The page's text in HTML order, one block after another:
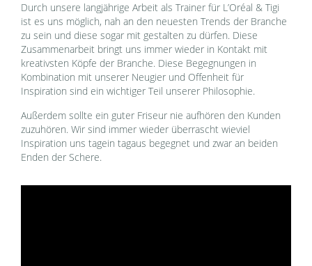
Durch unsere langjährige Arbeit als Trainer für L’Oréal & Tigi
ist es uns möglich, nah an den neuesten Trends der Branche
zu sein und diese sogar mit gestalten zu dürfen. Diese
Zusammenarbeit bringt uns immer wieder in Kontakt mit
kreativsten Köpfe der Branche. Diese Begegnungen in
Kombination mit unserer Neugier und Offenheit für
Inspiration sind ein wichtiger Teil unserer Philosophie.
Außerdem sollte ein guter Friseur nie aufhören den Kunden
zuzuhören. Wir sind immer wieder überrascht wieviel
Inspiration uns tagein tagaus begegnet und zwar an beiden
Enden der Schere.